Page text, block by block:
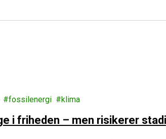
fossilenergi klima
i friheden – men risikerer